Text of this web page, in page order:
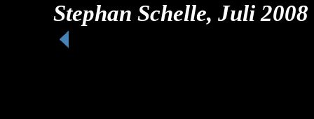
Stephan Schelle, Juli 2008